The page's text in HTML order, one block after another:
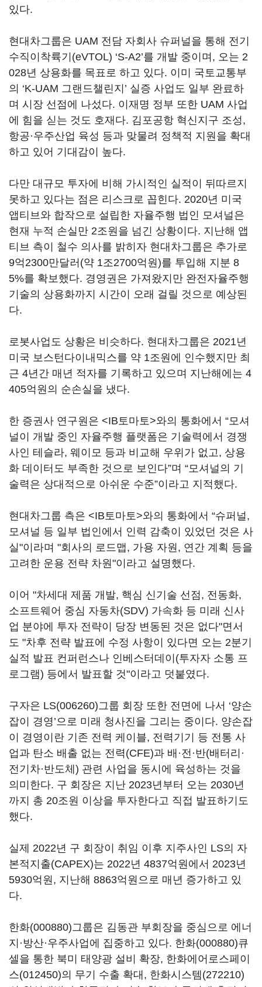
있다.
현대차그룹은 UAM 전담 자회사 슈퍼널을 통해 전기
수직이착륙기(eVTOL) ‘S-A2’를 개발 중이며, 오는 2
028년 상용화를 목표로 하고 있다. 이미 국토교통부
의 ‘K-UAM 그랜드챌린지’ 실증 사업도 일부 완료하
며 시장 선점에 나섰다. 이재명 정부 또한 UAM 사업
에 힘을 싣는 것도 호재다. 김포공항 혁신지구 조성,
항공·우주산업 육성 등과 맞물려 정책적 지원을 확대
하고 있어 기대감이 높다.
다만 대규모 투자에 비해 가시적인 실적이 뒤따르지
못하고 있다는 점은 리스크로 꼽힌다. 2020년 미국
앱티브와 합작으로 설립한 자율주행 법인 모셔널은
현재 누적 손실만 2조원을 넘긴 상황이다. 지난해 앱
티브 측이 철수 의사를 밝히자 현대차그룹은 추가로
9억2300만달러(약 1조2700억원)를 투입해 지분 8
5%를 확보했다. 경영권은 가져왔지만 완전자율주행
기술의 상용화까지 시간이 오래 걸릴 것으로 예상된
다.
로봇사업도 상황은 비슷하다. 현대차그룹은 2021년
미국 보스턴다이내믹스를 약 1조원에 인수했지만 최
근 4년간 매년 적자를 기록하고 있으며 지난해에는 4
405억원의 순손실을 냈다.
한 증권사 연구원은 <IB토마토>와의 통화에서 “모셔
널이 개발 중인 자율주행 플랫폼은 기술력에서 경쟁
사인 테슬라, 웨이모 등과 비교해 우위가 없고, 상용
화 데이터도 부족한 것으로 보인다”며 “모셔널의 기
술력은 상대적으로 아쉬운 수준”이라고 지적했다.
현대차그룹 측은 <IB토마토>와의 통화에서 “슈퍼널,
모셔널 등 일부 법인에서 인력 감축이 있었던 것은 사
실"이라며 "회사의 로드맵, 가용 자원, 연간 계획 등을
고려한 운용 전략 차원"이라고 설명했다.
이어 "차세대 제품 개발, 핵심 신기술 선점, 전동화,
소프트웨어 중심 자동차(SDV) 가속화 등 미래 신사
업 분야에 투자 전략이 당장 변동된 것은 없다"면서
도 "차후 전략 발표에 수정 사항이 있다면 오는 2분기
실적 발표 컨퍼런스나 인베스터데이(투자자 소통 프
로그램) 등에서 발표할 것"이라고 덧붙였다.
구자은 LS(006260)그룹 회장 또한 전면에 나서 ‘양손
잡이 경영’으로 미래 청사진을 그리는 중이다. 양손잡
이 경영이란 기존 전력 케이블, 전력기기 등 전통 사
업과 탄소 배출 없는 전력(CFE)과 배·전·반(배터리·
전기차·반도체) 관련 사업을 동시에 육성하는 것을
의미한다. 구 회장은 지난 2023년부터 오는 2030년
까지 총 20조원 이상을 투자한다고 직접 발표하기도
했다.
실제 2022년 구 회장이 취임 이후 지주사인 LS의 자
본적지출(CAPEX)는 2022년 4837억원에서 2023년
5930억원, 지난해 8863억원으로 매년 증가하고 있
다.
한화(000880)그룹은 김동관 부회장을 중심으로 에너
지·방산·우주사업에 집중하고 있다. 한화(000880)큐
셀을 통한 북미 태양광 설비 확장, 한화에어로스페이
스(012450)의 무기 수출 확대, 한화시스템(272210)